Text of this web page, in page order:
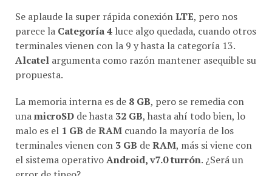
Se aplaude la super rápida conexión LTE
parece la Categoría 4luce algo quedada, cuando otros
terminales vienen con la 9 y hasta la categoría 13.
Alcatel argumenta como razón mantener asequible su
propuesta.
La memoria interna es de 8 GB , pero se remedia con
microSD de hasta 32 GB , hasta ahí todo bien, lo
malo es el 1 GB de RAM cuando la mayoría de los
terminales vienen con 3 GB de RAM , más si viene con
el sistema operativo
Android, v7.0 turrón
. ¿Será un
error de tipeo?